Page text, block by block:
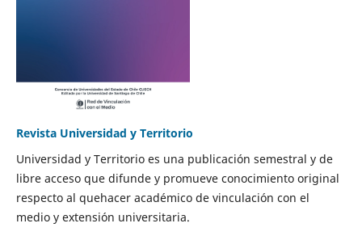
Revista Universidad y Territorio
Universidad y Territorio es una publicación semestral y de
libre acceso que difunde y promueve conocimiento original
respecto al quehacer académico de vinculación con el
medio y extensión universitaria.